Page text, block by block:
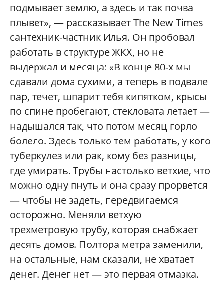
подмывает землю, а здесь и так почва
плывет», — рассказывает The New Times
сантехник-частник Илья. Он пробовал
работать в структуре ЖКХ, но не
выдержал и месяца: «В конце 80-х мы
сдавали дома сухими, а теперь в подвале
пар, течет, шпарит тебя кипятком, крысы
по спине пробегают, стекловата летает —
надышался так, что потом месяц горло
болело. Здесь только тем работать, у кого
туберкулез или рак, кому без разницы,
где умирать. Трубы настолько ветхие, что
можно одну пнуть и она сразу прорвется
— чтобы не задеть, передвигаемся
осторожно. Меняли ветхую
трехметровую трубу, которая снабжает
десять домов. Полтора метра заменили,
на остальные, нам сказали, не хватает
денег. Денег нет — это первая отмазка.